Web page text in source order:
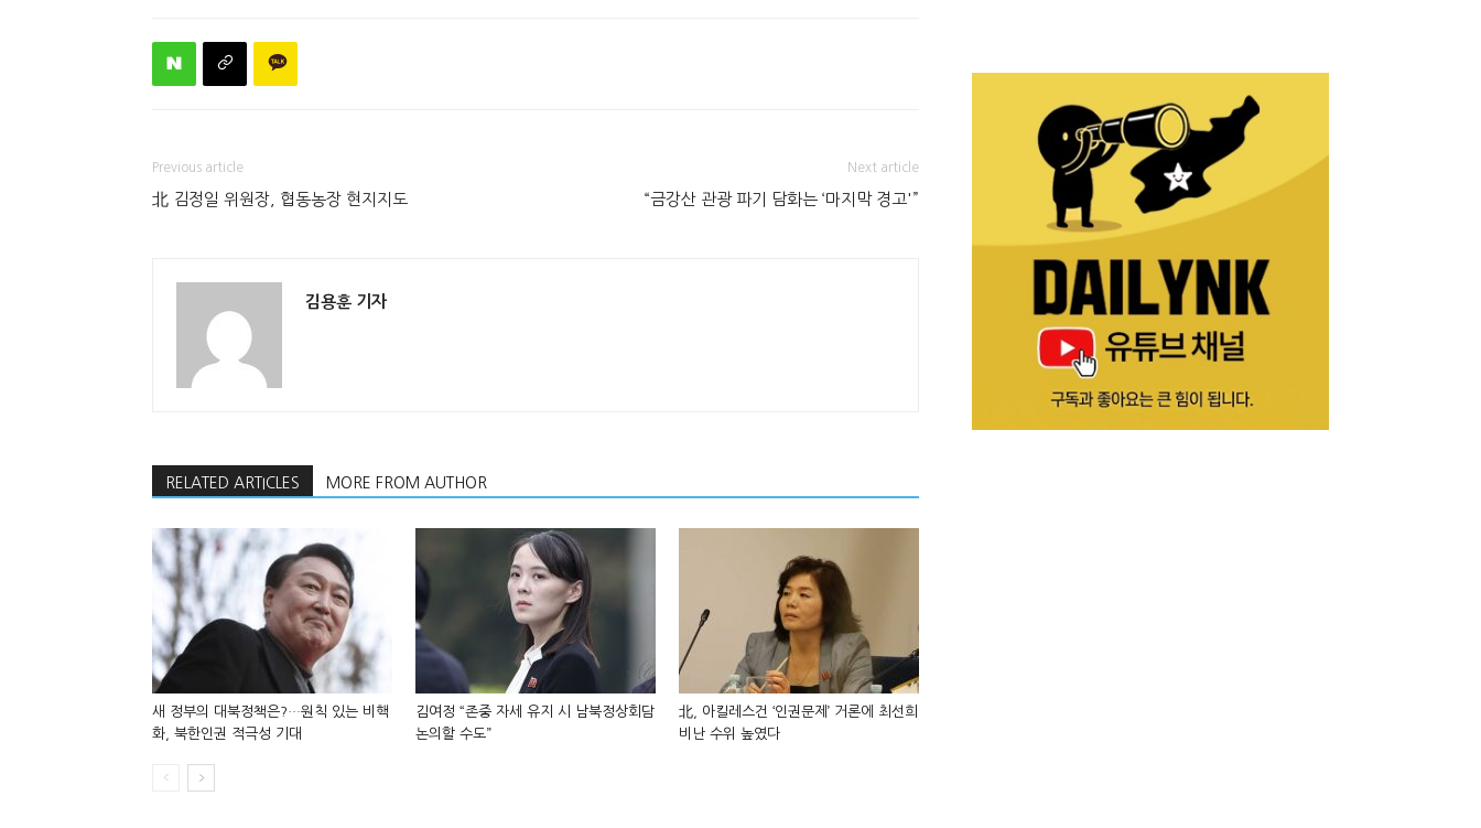
Previous article
北 김정일 위원장, 협동농장 현지지도
Next article
“금강산 관광 파기 담화는 ‘마지막 경고'”
김용훈 기자
RELATED ARTICLES MORE FROM AUTHOR
새 정부의 대북정책은?…원칙 있는 비핵
화, 북한인권 적극성 기대
김여정 “존중 자세 유지 시 남북정상회담
논의할 수도”
北, 아킬레스건 ‘인권문제’ 거론에 최선희
비난 수위 높였다